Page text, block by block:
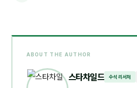
ABOUT THE AUTHOR
스타차일드 수석 리서처